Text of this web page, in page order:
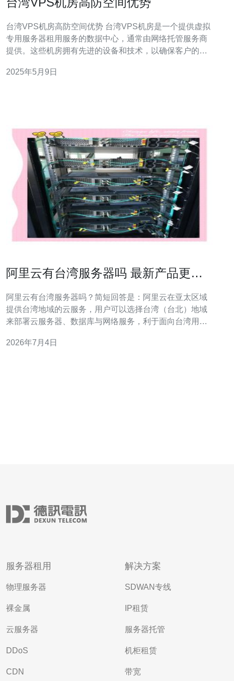
台湾VPS机房高防空间优势 台湾VPS机房是一个提供虚拟
专用服务器租用服务的数据中心，通常由网络托管服务商
提供。这些机房拥有先进的设备和技术，以确保客户的服
VPS机房中，高防空间是一个重要的优势。高防空间指的
2025年5月9日
阿里云有台湾服务器吗 最新产品更新
阿里云有台湾服务器吗？简短回答是：阿里云在亚太区域
提供台湾地域的云服务，用户可以选择台湾（台北）地域
来部署云服务器、数据库与网络服务，利于面向台湾用户
在台湾地域上线云服务器（ECS/VPS）、负载均衡、对象
2026年7月4日
服务器租用
物理服务器
裸金属
云服务器
DDoS
CDN
解决方案
SDWAN专线
IP租赁
服务器托管
机柜租赁
带宽